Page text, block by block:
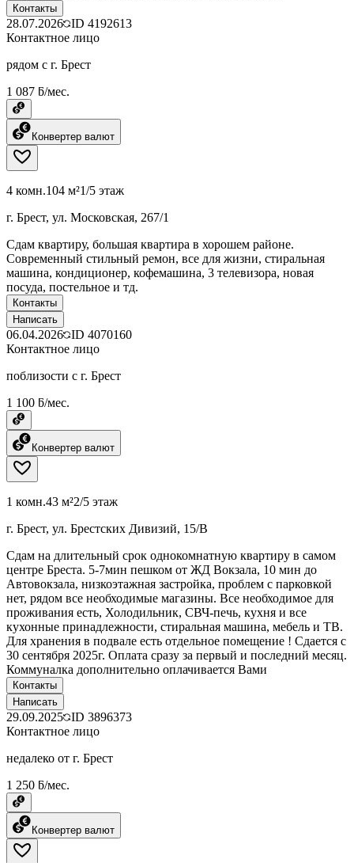
Контакты
28.07.2026 ID 4192613
Контактное лицо
рядом с г. Брест
1 087 ƃ/мес.
Конвертер валют
4 комн.104 м²1/5 этаж
г. Брест, ул. Московская, 267/1
Сдам квартиру, большая квартира в хорошем районе.
Современный стильный ремон, все для жизни, стиральная
машина, кондиционер, кофемашина, 3 телевизора, новая
посуда, постельное и тд.
Контакты
Написать
06.04.2026 ID 4070160
Контактное лицо
поблизости с г. Брест
1 100 ƃ/мес.
Конвертер валют
1 комн.43 м²2/5 этаж
г. Брест, ул. Брестских Дивизий, 15/В
Сдам на длительный срок однокомнатную квартиру в самом
центре Бреста. 5-7мин пешком от ЖД Вокзала, 10 мин до
Автовокзала, низкоэтажная застройка, проблем с парковкой
нет, рядом все необходимые магазины. Все необходимое для
проживания есть, Холодильник, СВЧ-печь, кухня и все
кухонные принадлежности, стиральная машина, мебель и ТВ.
Для хранения в подвале есть отдельное помещение ! Сдается с
30 сентября 2025г. Оплата сразу за первый и последний месяц.
Коммуналка дополнительно оплачивается Вами
Контакты
Написать
29.09.2025 ID 3896373
Контактное лицо
недалеко от г. Брест
1 250 ƃ/мес.
Конвертер валют